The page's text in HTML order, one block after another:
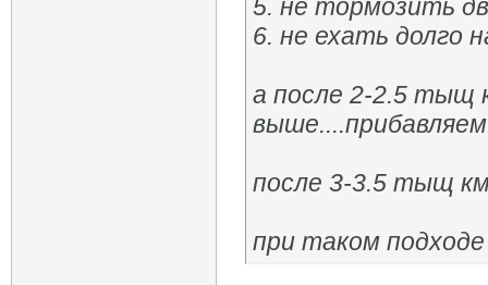
5. не тормозить
6. не ехать долго
а после 2-2.5 тыщ
после 3-3.5 тыщ
при таком